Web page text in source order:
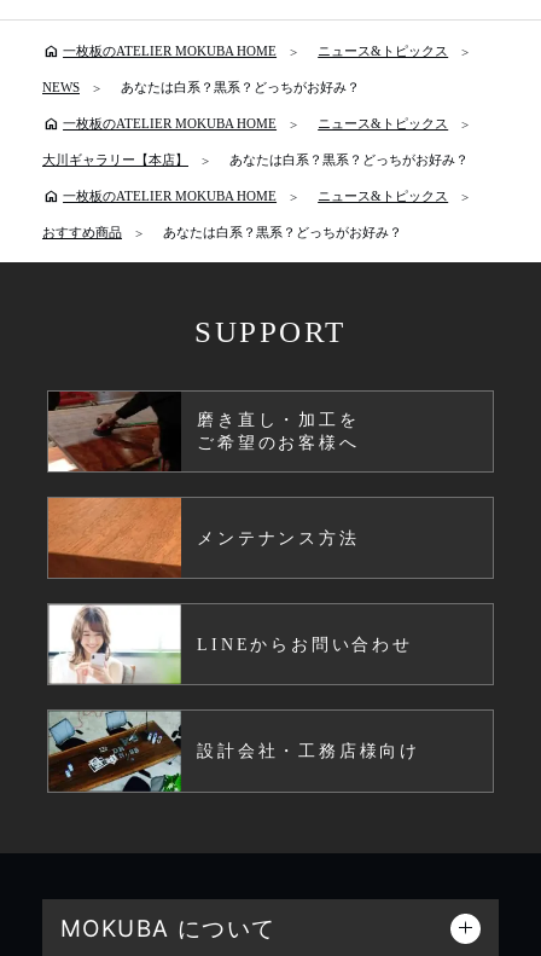
home 一枚板のATELIER MOKUBA HOME ニュース&トピックス
NEWS あなたは白系？黒系？どっちがお好み？
home 一枚板のATELIER MOKUBA HOME ニュース&トピックス
大川ギャラリー【本店】 あなたは白系？黒系？どっちがお好み？
home 一枚板のATELIER MOKUBA HOME ニュース&トピックス
おすすめ商品 あなたは白系？黒系？どっちがお好み？
SUPPORT
磨き直し・加工を
ご希望のお客様へ
メンテナンス方法
LINEからお問い合わせ
設計会社・工務店様向け
MOKUBA について